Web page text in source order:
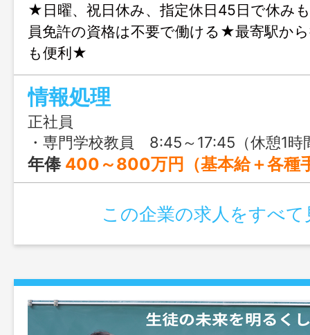
★日曜、祝日休み、指定休日45日で休み
員免許の資格は不要で働ける★最寄駅か
も便利★
情報処理
正社員
・専門学校教員 8:45～17:45（休憩1時間） ※学校や部署によって多少変動あり ※配属部署によ
年俸 400～800万円（基本給＋各種
この企業の求人をすべて